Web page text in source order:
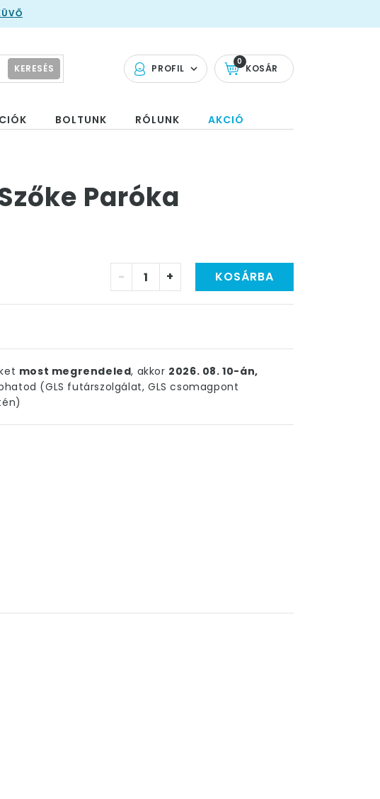
PROFIL KOSÁR
0
KERESÉS
BOLTUNK RÓLUNK AKCIÓ
Paróka
- + KOSÁRBA
most megrendeled, akkor 2026. 08. 10-án,
(GLS futárszolgálat, GLS csomagpont